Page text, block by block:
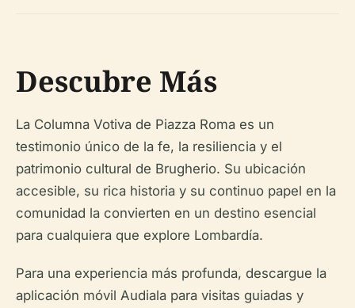
Descubre Más
La Columna Votiva de Piazza Roma es un
testimonio único de la fe, la resiliencia y el
patrimonio cultural de Brugherio. Su ubicación
accesible, su rica historia y su continuo papel en la
comunidad la convierten en un destino esencial
para cualquiera que explore Lombardía.
Para una experiencia más profunda, descargue la
aplicación móvil Audiala para visitas guiadas y